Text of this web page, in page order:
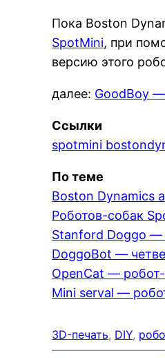
Пока Boston
SpotMini, при
версию этого
далее: GoodBoy
Ссылки
spotmini
По теме
Boston Dynamics
Роботов-собак
Stanford Doggo —
DoggoBot —
OpenCat —
Mini serval —
3D-печать, DIY,